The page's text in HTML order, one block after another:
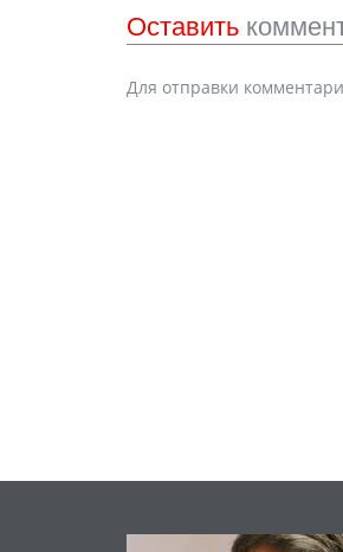
Оставить
Для отправки